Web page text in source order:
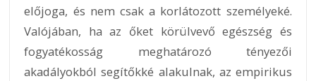
előjoga, és nem csak a korlátozott személyeké.
Valójában, ha az őket körülvevő egészség és
fogyatékosság meghatározó tényezői
akadályokból segítőkké alakulnak, az empirikus